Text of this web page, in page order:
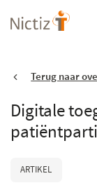
Overslaan
en
gaanTerug naar
Digitale
ARTIKEL